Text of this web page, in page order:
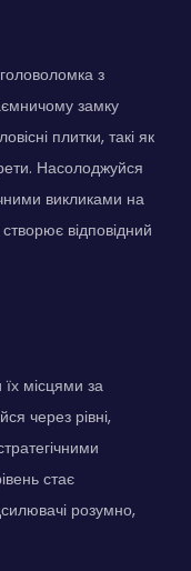
з
замку
плитки, такі як
Насолоджуйся
викликами на
відповідний
місцями за
через рівні,
стає
розумно,